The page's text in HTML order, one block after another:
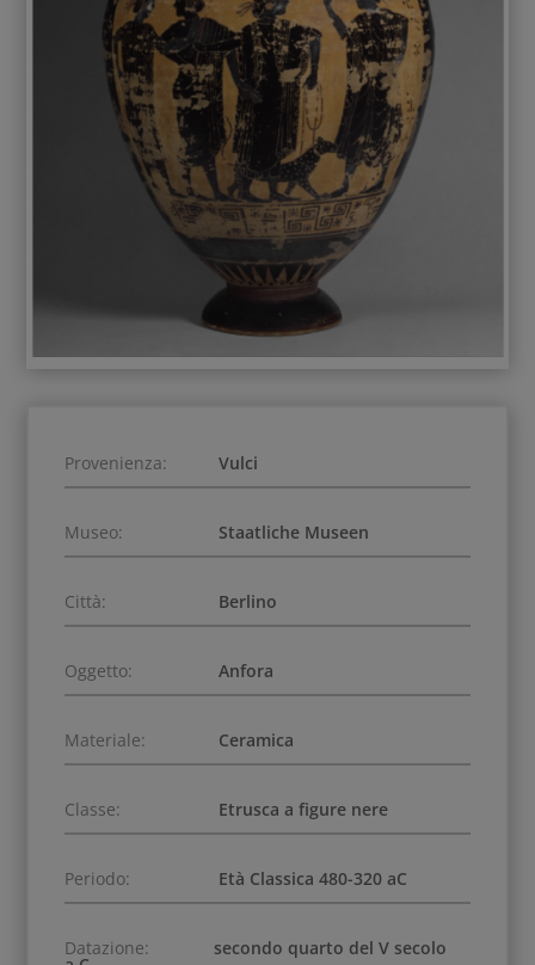
Provenienza: Vulci
Museo: Staatliche Museen
Città: Berlino
Oggetto: Anfora
Materiale: Ceramica
Classe: Etrusca a figure nere
Periodo: Età Classica 480-320 aC
Datazione: secondo quarto del V secolo